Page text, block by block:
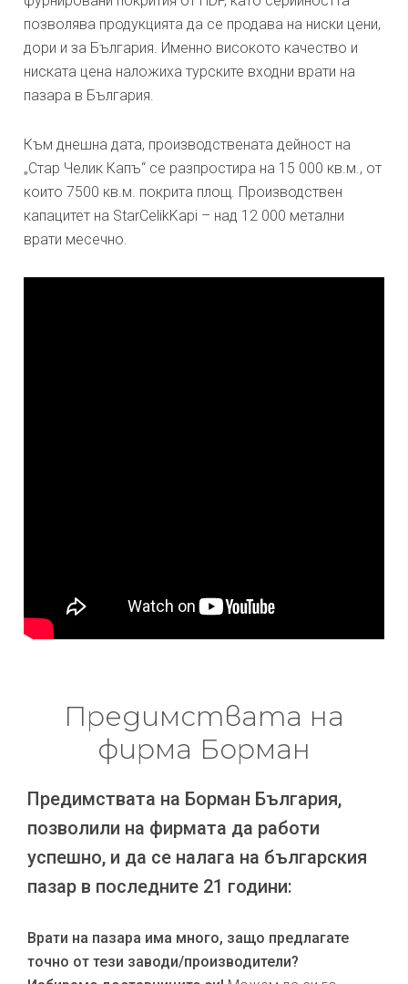
позволява продукцията да се продава на ниски цени,
дори и за България. Именно високото качество и
ниската цена наложиха турските входни врати на
пазара в България.
Към днешна дата, производствената дейност на
„Стар Челик Капъ“ се разпростира на 15 000 кв.м., от
които 7500 кв.м. покрита площ. Производствен
капацитет на StarCelikKapi – над 12 000 метални
врати месечно.
Предимствата на
фирма Борман
Предимствата на Борман България,
позволили на фирмата да работи
успешно, и да се налага на българския
пазар в последните 21 години:
Врати на пазара има много, защо предлагате
точно от тези заводи/производители?